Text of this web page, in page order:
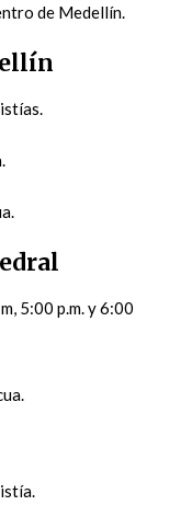
de Medellín.
5:00 p.m. y 6:00